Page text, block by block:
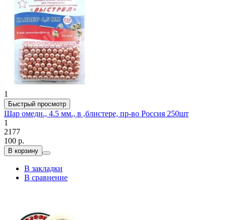
1
Быстрый просмотр
Шар омедн., 4.5 мм., в ,блистере, пр-во Россия 250шт
1
2177
100 р.
В корзину
В закладки
В сравнение